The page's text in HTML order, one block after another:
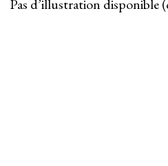
Pas d’illustration disponible